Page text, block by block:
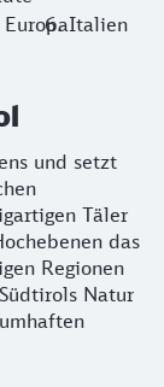
Italien
und setzt
Täler
das
Regionen
Natur